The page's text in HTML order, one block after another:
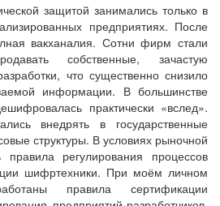
защитой занимались только в
предприятиях. После
вакханалия. Сотни фирм стали
собственные, зачастую
что существенно снизило
информации. В большинстве
практически «вслед».
внедрять в государственные
структуры. В условиях рыночной
правила регулирования процессов
шифртехники. При моём личном
правила сертификации